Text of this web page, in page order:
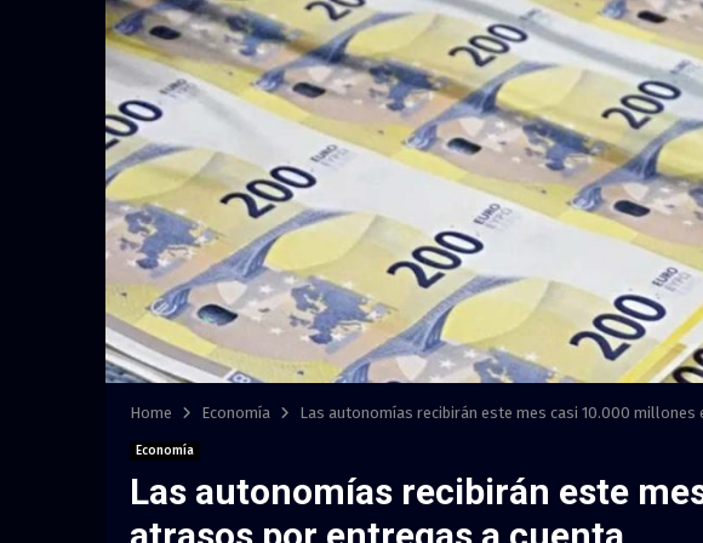
Home Economía Las autonomías recibirán este mes casi 10.000
Economía
Las autonomías recibirán este